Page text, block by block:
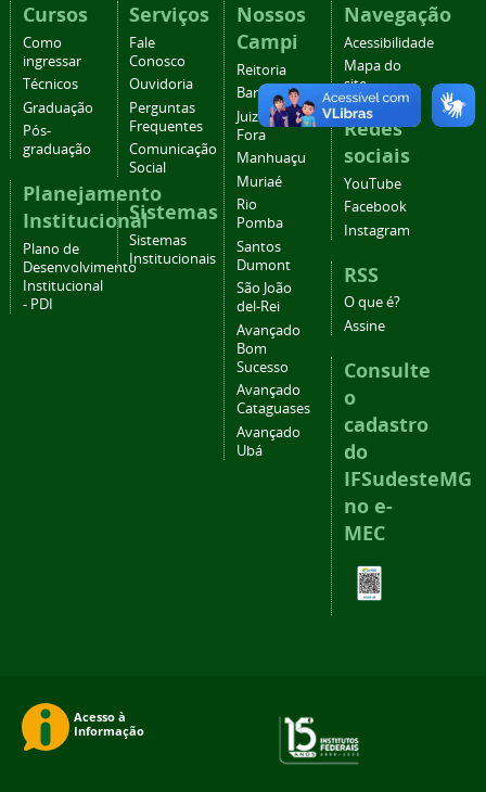
Cursos
Como
ingressar
Técnicos
Graduação
Pós-
graduação
Planejamento
Institucional
Plano de
Desenvolvimento
Institucional
- PDI
Serviços
Fale
Conosco
Ouvidoria
Perguntas
Frequentes
Comunicação
Social
Sistemas
Sistemas
Institucionais
Nossos
Campi
Reitoria
Barbacena
Juiz de
Fora
Manhuaçu
Muriaé
Rio
Pomba
Santos
Dumont
São João
del-Rei
Avançado
Bom
Sucesso
Avançado
Cataguases
Avançado
Ubá
Navegação
Acessibilidade
Mapa do
site
Redes
sociais
YouTube
Facebook
Instagram
RSS
O que é?
Assine
Consulte
o
cadastro
do
IFSudesteMG
no e-
MEC